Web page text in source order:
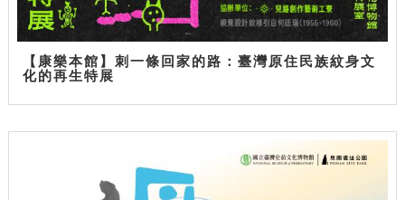
【康樂本館】刺一條回家的路：臺灣原住民族紋身文
化的再生特展